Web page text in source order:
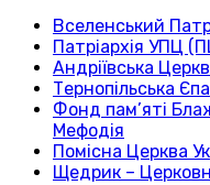
Вселенський
Патріархія УПЦ
Андріївська
Тернопільська
Фонд пам’яті
Мефодія
Помісна Церква
Щедрик –